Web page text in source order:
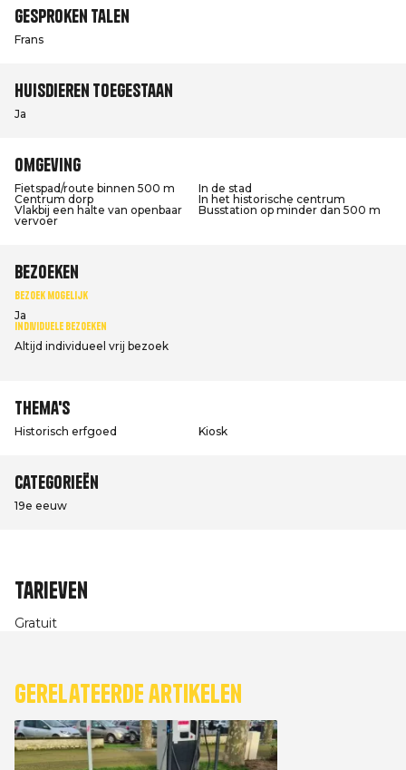
Gesproken talen
Frans
Huisdieren toegestaan
Ja
Omgeving
Fietspad/route binnen 500 m
In de stad
Centrum dorp
In het historische centrum
Vlakbij een halte van openbaar
vervoer
Busstation op minder dan 500 m
Bezoeken
Bezoek mogelijk
Ja
Individuele bezoeken
Altijd individueel vrij bezoek
Thema's
Historisch erfgoed Kiosk
Categorieën
19e eeuw
Tarieven
Gratuit
Gerelateerde artikelen